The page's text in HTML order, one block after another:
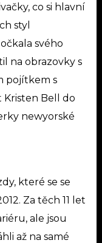
co si hlavní
styl
svého
na obrazovky s
pojítkem s
Kristen Bell do
newyorské
které se se
Za těch 11 let
ale jsou
až na samé